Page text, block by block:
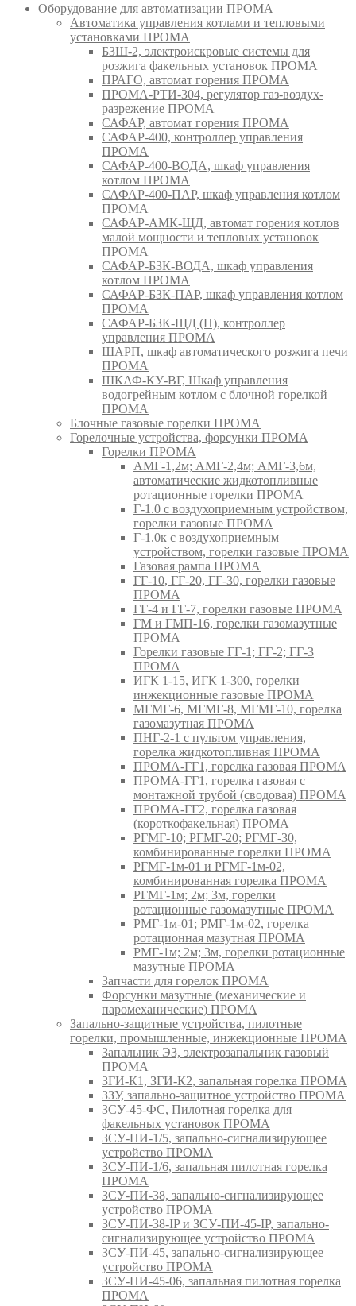
Оборудование для автоматизации ПРОМА
Автоматика управления котлами и тепловыми
установками ПРОМА
БЗШ-2, электроискровые системы для
розжига факельных установок ПРОМА
ПРАГО, автомат горения ПРОМА
ПРОМА-РТИ-304, регулятор газ-воздух-
разрежение ПРОМА
САФАР, автомат горения ПРОМА
САФАР-400, контроллер управления
ПРОМА
САФАР-400-ВОДА, шкаф управления
котлом ПРОМА
САФАР-400-ПАР, шкаф управления котлом
ПРОМА
САФАР-АМК-ЩД, автомат горения котлов
малой мощности и тепловых установок
ПРОМА
САФАР-БЗК-ВОДА, шкаф управления
котлом ПРОМА
САФАР-БЗК-ПАР, шкаф управления котлом
ПРОМА
САФАР-БЗК-ЩД (Н), контроллер
управления ПРОМА
ШАРП, шкаф автоматического розжига печи
ПРОМА
ШКАФ-КУ-ВГ, Шкаф управления
водогрейным котлом с блочной горелкой
ПРОМА
Блочные газовые горелки ПРОМА
Горелочные устройства, форсунки ПРОМА
Горелки ПРОМА
АМГ-1,2м; АМГ-2,4м; АМГ-3,6м,
автоматические жидкотопливные
ротационные горелки ПРОМА
Г-1.0 с воздухоприемным устройством,
горелки газовые ПРОМА
Г-1.0к с воздухоприемным
устройством, горелки газовые ПРОМА
Газовая рампа ПРОМА
ГГ-10, ГГ-20, ГГ-30, горелки газовые
ПРОМА
ГГ-4 и ГГ-7, горелки газовые ПРОМА
ГМ и ГМП-16, горелки газомазутные
ПРОМА
Горелки газовые ГГ-1; ГГ-2; ГГ-3
ПРОМА
ИГК 1-15, ИГК 1-300, горелки
инжекционные газовые ПРОМА
МГМГ-6, МГМГ-8, МГМГ-10, горелка
газомазутная ПРОМА
ПНГ-2-1 с пультом управления,
горелка жидкотопливная ПРОМА
ПРОМА-ГГ1, горелка газовая ПРОМА
ПРОМА-ГГ1, горелка газовая с
монтажной трубой (сводовая) ПРОМА
ПРОМА-ГГ2, горелка газовая
(короткофакельная) ПРОМА
РГМГ-10; РГМГ-20; РГМГ-30,
комбинированные горелки ПРОМА
РГМГ-1м-01 и РГМГ-1м-02,
комбинированная горелка ПРОМА
РГМГ-1м; 2м; 3м, горелки
ротационные газомазутные ПРОМА
РМГ-1м-01; РМГ-1м-02, горелка
ротационная мазутная ПРОМА
РМГ-1м; 2м; 3м, горелки ротационные
мазутные ПРОМА
Запчасти для горелок ПРОМА
Форсунки мазутные (механические и
паромеханические) ПРОМА
Запально-защитные устройства, пилотные
горелки, промышленные, инжекционные ПРОМА
Запальник ЭЗ, электрозапальник газовый
ПРОМА
ЗГИ-К1, ЗГИ-К2, запальная горелка ПРОМА
ЗЗУ, запально-защитное устройство ПРОМА
ЗСУ-45-ФС, Пилотная горелка для
факельных установок ПРОМА
ЗСУ-ПИ-1/5, запально-сигнализирующее
устройство ПРОМА
ЗСУ-ПИ-1/6, запальная пилотная горелка
ПРОМА
ЗСУ-ПИ-38, запально-сигнализирующее
устройство ПРОМА
ЗСУ-ПИ-38-IP и ЗСУ-ПИ-45-IP, запально-
сигнализирующее устройство ПРОМА
ЗСУ-ПИ-45, запально-сигнализирующее
устройство ПРОМА
ЗСУ-ПИ-45-06, запальная пилотная горелка
ПРОМА